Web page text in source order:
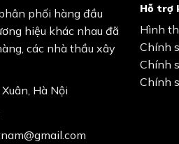
phối hàng đầu
hiệu khác nhau đã
các nhà thầu xây
Hà Nội
Hỗ trợ
Hình
Chính
Chính
Chính